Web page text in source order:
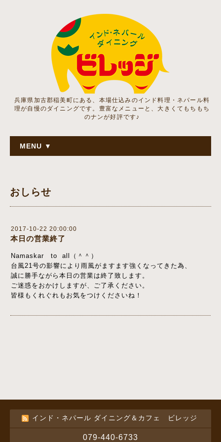
兵庫県加古郡稲美町にある、本場仕込みのインド料理・ネパール料
理が自慢のダイニングです。豊富なメニューと、大きくてもちもち
のナンが好評です♪
MENU ▼
おしらせ
2017-10-22 20:00:00
本日の営業終了
Namaskar to all（＾＾）
台風21号の影響により雨風がますます強くなってきた為、
誠に勝手ながら本日の営業は終了致します。
ご迷惑をおかけしますが、ご了承ください。
皆様もくれぐれもお気をつけくださいね！
インド・ネパール ダイニング＆カフェ ビレッジ
079-440-6733